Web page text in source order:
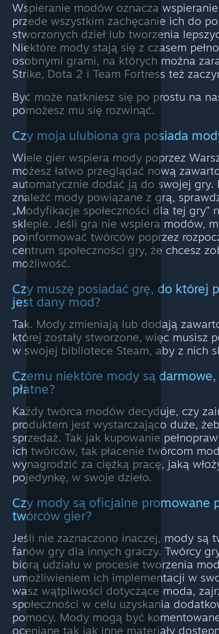
Wspieranie modów oznacza
przede wszystkim zachęcanie ich do
stworzonych dzieł lub tworzenia
Niektóre mody stają się z czasem
osobnymi grami, na których można
Strike, Dota 2 i Team Fortress też
Być może natkniesz się po prostu na
pomożesz mu się rozwinąć.
Czy moja ulubiona gra posiada
Wiele gier wspiera mody poprzez
możesz łatwo przeglądać nową
automatycznie dodać ją do swojej gry.
znaleźć mody powiązane z grą,
„Modyfikacje społeczności dla tej gry”
sklepie. Jeśli gra nie wspiera modów,
poinformować twórców poprzez
centrum społeczności gry, że chcesz
możliwość.
Czy muszę posiadać grę, do której
jest dany mod?
Tak. Mody zmieniają lub dodają
której zostały stworzone, więc musisz
w swojej bibliotece Steam, aby z nich
Czemu niektóre mody są
płatne?
Każdy twórca modów decyduje, czy
produktem jest wystarczająco duże,
sprzedaż. Tak jak kupowanie
ich twórców, tak płacenie twórcom
wynagrodzić za ciężką pracę, jaką
pojedynkę, w swoje dzieło.
Czy mody są oficjalne promowane
twórców gier?
Jeśli nie zaznaczono inaczej, mody są
fanów gry dla innych graczy. Twórcy
biorą udziału w procesie tworzenia
umożliwieniem ich implementacji w
wasz wątpliwości dotyczące moda,
społeczności w celu uzyskania
pomocy. Mody mogą być
oceniane tak jak inne materiały